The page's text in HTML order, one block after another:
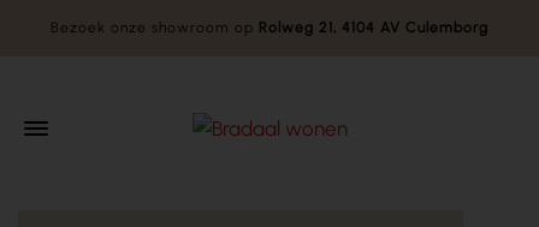
Bezoek onze showroom op Rolweg 21, 4104 AV Culemborg